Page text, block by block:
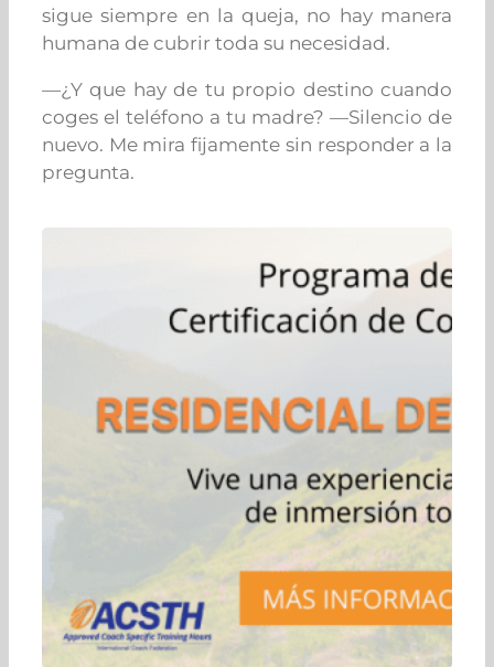
sigue siempre en la queja, no hay manera
humana de cubrir toda su necesidad.
—¿Y que hay de tu propio destino cuando
coges el teléfono a tu madre? —Silencio de
nuevo. Me mira fijamente sin responder a la
pregunta.